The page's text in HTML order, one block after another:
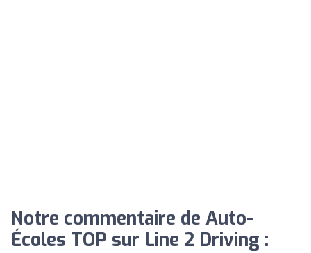
Notre commentaire de Auto-
Écoles TOP sur Line 2 Driving :